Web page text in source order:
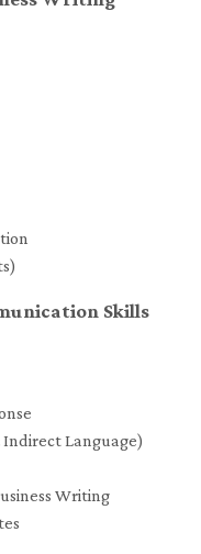
Skills
Language)
Writing